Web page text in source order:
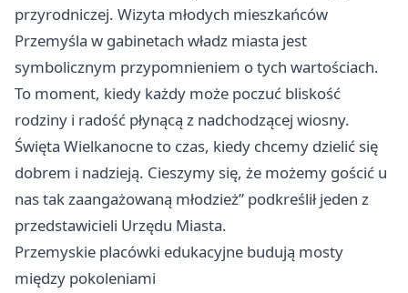
przyrodniczej. Wizyta młodych mieszkańców
Przemyśla w gabinetach władz miasta jest
symbolicznym przypomnieniem o tych wartościach.
To moment, kiedy każdy może poczuć bliskość
rodziny i radość płynącą z nadchodzącej wiosny.
Święta Wielkanocne to czas, kiedy chcemy dzielić się
dobrem i nadzieją. Cieszymy się, że możemy gościć u
nas tak zaangażowaną młodzież” podkreślił jeden z
przedstawicieli Urzędu Miasta.
Przemyskie placówki edukacyjne budują mosty
między pokoleniami